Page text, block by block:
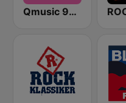
Qmusic 90's & 00's